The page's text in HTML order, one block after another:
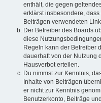
enthält, die gegen
erklärst insbesondere,
Beiträgen verwendeten
Der Betreiber des Boards
diese
Regeln kann der Betreiber
dauerhaft von der Nutzung
Hausverbot erteilen.
Du nimmst zur Kenntnis,
Inhalte von Beiträgen
er nicht zur Kenntnis
Benutzerkonto, Beiträge